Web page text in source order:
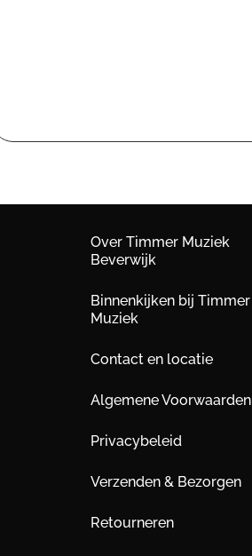
Over Timmer Muziek
Beverwijk
Binnenkijken bij Timmer
Muziek
Contact en locatie
Algemene Voorwaarden
Privacybeleid
Verzenden & Bezorgen
Retourneren